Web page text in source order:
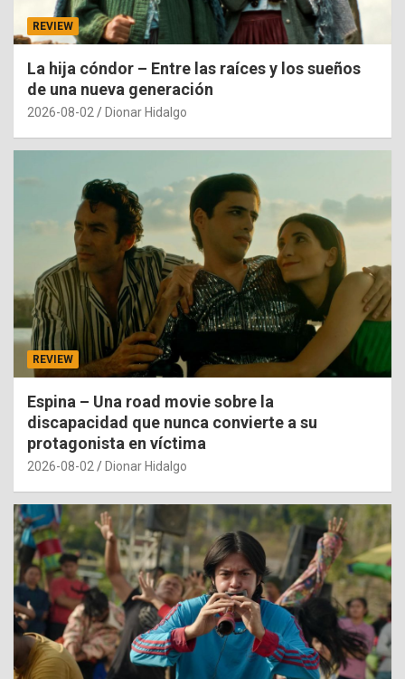
REVIEW
La hija cóndor – Entre las raíces y los sueños
de una nueva generación
2026-08-02 Dionar Hidalgo
REVIEW
Espina – Una road movie sobre la
discapacidad que nunca convierte a su
protagonista en víctima
2026-08-02 Dionar Hidalgo